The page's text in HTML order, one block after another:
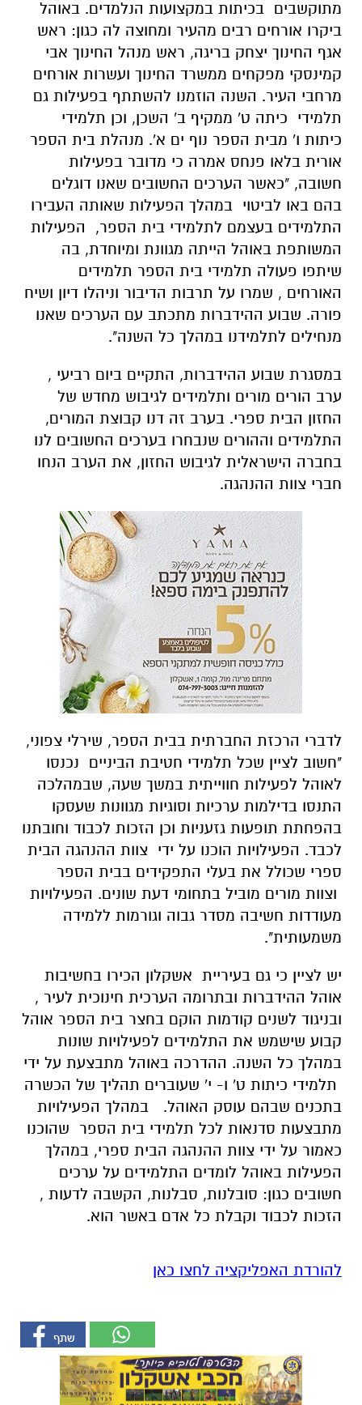
מתוקשבים בכיתות במקצועות הנלמדים. באוהל
ביקרו אורחים רבים מהעיר ומחוצה לה כגון: ראש
אגף החינוך יצחק בריגה, ראש מנהל החינוך אבי
קמינסקי מפקחים ממשרד החינוך ועשרות אורחים
מרחבי העיר. השנה הוזמנו להשתתף בפעילות גם
תלמידי כיתה ט' ממקיף ב' השכן, וכן תלמידי
כיתות ו' מבית הספר נוף ים א'. מנהלת בית הספר
אורית בלאו פנחס אמרה כי מדובר בפעילות
חשובה, "כאשר הערכים החשובים שאנו דוגלים
בהם באו לביטוי במהלך הפעילות שאותה העבירו
התלמידים בעצמם לתלמידי בית הספר, הפעילות
המשותפת באוהל הייתה מגוונת ומיוחדת, בה
שיתפו פעולה תלמידי בית הספר תלמידים
האורחים , שמרו על תרבות הדיבור וניהלו דיון ושיח
פורה. שבוע ההידברות מתכתב עם הערכים שאנו
מנחילים לתלמידנו במהלך כל השנה".
במסגרת שבוע ההידברות, התקיים ביום רביעי ,
ערב הורים מורים ותלמידים לגיבוש מחדש של
החזון הבית ספרי. בערב זה דנו קבוצת המורים,
התלמידים וההורים שנבחרו בערכים החשובים לנו
בחברה הישראלית לגיבוש החזון, את הערב הנחו
חברי צוות ההנהגה.
לדברי הרכזת החברתית בבית הספר, שירלי צפוני,
"חשוב לציין שכל תלמידי חטיבת הביניים נכנסו
לאוהל לפעילות חווייתית במשך שעה, שבמהלכה
התנסו בדילמות ערכיות וסוגיות מגוונות שעסקו
בהפחתת תופעות גזעניות וכן הזכות לכבוד וחובתנו
לכבד. הפעילויות הוכנו על ידי צוות ההנהגה הבית
ספרי שכולל את בעלי התפקידים בבית הספר
וצוות מורים מוביל בתחומי דעת שונים. הפעילויות
מעודדות חשיבה מסדר גבוה וגורמות ללמידה
משמעותית".
יש לציין כי גם בעיריית אשקלון הכירו בחשיבות
אוהל ההידברות ובתרומה הערכית חינוכית לעיר ,
ובניגוד לשנים קודמות הוקם בחצר בית הספר אוהל
קבוע שישמש את התלמידים לפעילויות שונות
במהלך כל השנה. ההדרכה באוהל מתבצעת על ידי
תלמידי כיתות ט' ו- י' שעוברים תהליך של הכשרה
בתכנים שבהם עוסק האוהל. במהלך הפעילויות
מתבצעות סדנאות לכל תלמידי בית הספר שהוכנו
כאמור על ידי צוות ההנהגה הבית ספרי, במהלך
הפעילות באוהל לומדים התלמידים על ערכים
חשובים כגון: סובלנות, סבלנות, הקשבה לדעות ,
הזכות לכבוד וקבלת כל אדם באשר הוא.
להורדת האפליקציה לחצו כאן